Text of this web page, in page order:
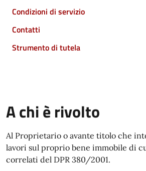
Condizioni di servizio
Contatti
Strumento di tutela
A chi è rivolto
Al Proprietario o avante titolo che
lavori sul proprio bene immobile di
correlati del DPR 380/2001.